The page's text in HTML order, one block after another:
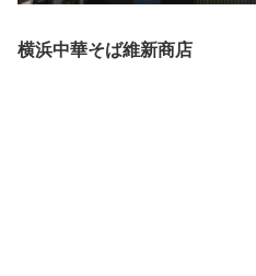
横浜中華そば維新商店